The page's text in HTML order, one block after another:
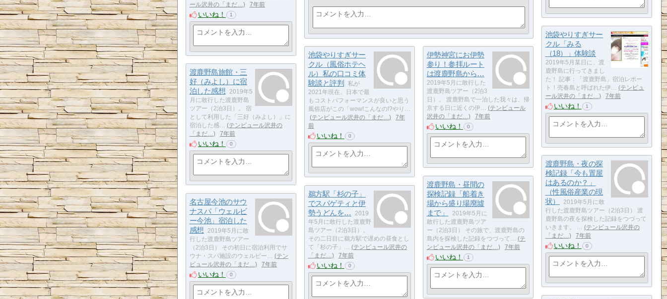
ール沢井の「まだ…
7年前
いいね！ 1
池袋やりすぎサー
クル「みる
（18）」体験談
2019年5月某日に、渡
鹿野島に行ってきまし
た！ 記事：「渡鹿野島」宿泊レポー
ト！売春島と呼ばれた伊…
テンピュ
ール沢井の「まだ…
7年前
いいね！ 1
池袋やりすぎサー
クル（風俗ホテヘ
ル）私の口コミ体
験談と評判
私が
2021年現在、日本で最
もコストパフォーマンスが良いと思う
風俗店がこの「wow!こんなの!?やり…
テンピュール沢井の「まだ…
7年
前
いいね！ 0
伊勢神宮にお伊勢
参り！参拝ルート
は渡鹿野島から…
2019年5月に敢行した
渡鹿野島ツアー（2泊3
日）。 渡鹿野島で一泊した我々は、帰
京する日に近くの伊…
テンピュール
沢井の「まだ…
7年前
いいね！ 0
渡鹿野島旅館・三
好（みよし）に宿
泊した感想
2019年5
月に敢行した渡鹿野島
ツアー（2泊3日）。 宿
として利用した「三好（みよし）」に
宿泊した感…
テンピュール沢井の
「まだ…
7年前
いいね！ 0
渡鹿野島・夜の探
検記録「今も置屋
はあるのか？」
（性風俗産業の現
状）
2019年5月に敢
行した渡鹿野島ツアー（2泊3日） 渡
鹿野島の夜を探検した記録をつづって
いきます。 …
テンピュール沢井の
「まだ…
7年前
いいね！ 0
渡鹿野島・昼間の
探検記録「船着き
場から盛り場廃墟
まで」
2019年5月に
敢行した渡鹿野島ツア
ー（2泊3日） その旅で、渡鹿野島の
島内を探検した記録をつづって…
テ
ンピュール沢井の「まだ…
7年前
いいね！ 1
鵜方駅「杉の子」
でスパゲティと伊
勢うどんを…
2019
年5月に敢行した渡鹿野
島ツアー（2泊3日）。
その二日目に鵜方駅で遅めの昼食とし
て「杉の子」…
テンピュール沢井の
「まだ…
7年前
いいね！ 0
名古屋今池のサウ
ナスパ「ウェルビ
ー今池」宿泊した
感想
2019年5月に敢
行した渡鹿野島ツアー
（2泊3日） その初日に宿泊利用でサ
ウナ・スパ施設のウェルビー…
テン
ピュール沢井の「まだ…
7年前
いいね！ 0